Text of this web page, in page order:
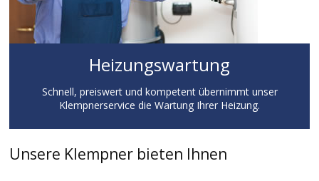
Heizungswartung
Schnell, preiswert und kompetent übernimmt unser
Klempnerservice die Wartung Ihrer Heizung.
Unsere Klempner bieten Ihnen